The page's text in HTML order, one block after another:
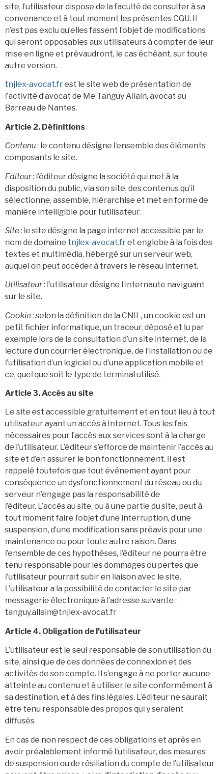
site, l’utilisateur dispose de la faculté de consulter à sa
convenance et à tout moment les présentes CGU. Il
n’est pas exclu qu’elles fassent l’objet de modifications
qui seront opposables aux utilisateurs à compter de leur
mise en ligne et prévaudront, le cas échéant, sur toute
autre version.
tnjlex-avocat.frest le site web de présentation de
l’activité d’avocat de Me Tanguy Allain, avocat au
Barreau de Nantes.
Article 2. Définitions
Contenu: le contenu désigne l’ensemble des éléments
composants le site.
Editeur : l’éditeur désigne la société qui met à la
disposition du public, via son site, des contenus qu’il
sélectionne, assemble, hiérarchise et met en forme de
manière intelligible pour l’utilisateur.
Site: le site désigne la page internet accessible par le
nom de domaine tnjlex-avocat.fret englobe à la fois des
textes et multimédia, hébergé sur un serveur web,
auquel on peut accéder à travers le réseau internet.
Utilisateur: l’utilisateur désigne l’internaute naviguant
sur le site.
Cookie: selon la définition de la CNIL, un cookie est un
petit fichier informatique, un traceur, déposé et lu par
exemple lors de la consultation d’un site internet, de la
lecture d’un courrier électronique, de l’installation ou de
l’utilisation d’un logiciel ou d’une application mobile et
ce, quel que soit le type de terminal utilisé.
Article 3. Accès au site
Le site est accessible gratuitement et en tout lieu à tout
utilisateur ayant un accès à Internet. Tous les fais
nécessaires pour l’accès aux services sont à la charge
de l’utilisateur. L’éditeur s’efforce de maintenir l’accès au
site et d’en assurer le bon fonctionnement. Il est
rappelé toutefois que tout événement ayant pour
conséquence un dysfonctionnement du réseau ou du
serveur n’engage pas la responsabilité de
l’éditeur. L’accès au site, ou à une partie du site, peut à
tout moment faire l’objet d’une interruption, d’une
suspension, d’une modification sans préavis pour une
maintenance ou pour toute autre raison. Dans
l’ensemble de ces hypothèses, l’éditeur ne pourra être
tenu responsable pour les dommages ou pertes que
l’utilisateur pourrait subir en liaison avec le site.
L’utilisateur a la possibilité de contacter le site par
messagerie électronique à l’adresse suivante :
tanguy.allain@tnjlex-avocat.fr
Article 4. Obligation de l’utilisateur
L’utilisateur est le seul responsable de son utilisation du
site, ainsi que de ces données de connexion et des
activités de son compte. Il s’engage à ne porter aucune
atteinte au contenu et à utiliser le site conformément à
sa destination, et à des fins légales. L’éditeur ne saurait
être tenu responsable des propos qui y seraient
diffusés.
En cas de non respect de ces obligations et après en
avoir préalablement informé l’utilisateur, des mesures
de suspension ou de résiliation du compte de l’utilisateur